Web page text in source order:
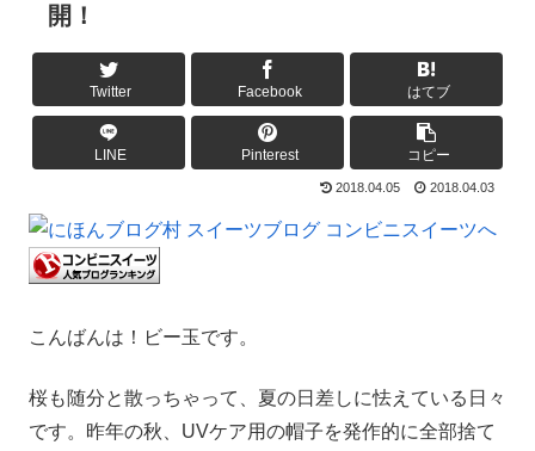
開！
Twitter Facebook はてブ
LINE Pinterest コピー
2018.04.05 2018.04.03
こんばんは！ビー玉です。
桜も随分と散っちゃって、夏の日差しに怯えている日々
です。昨年の秋、UVケア用の帽子を発作的に全部捨て